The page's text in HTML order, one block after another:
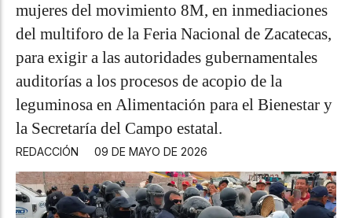
mujeres del movimiento 8M, en inmediaciones
del multiforo de la Feria Nacional de Zacatecas,
para exigir a las autoridades gubernamentales
auditorías a los procesos de acopio de la
leguminosa en Alimentación para el Bienestar y
la Secretaría del Campo estatal.
09 DE MAYO DE 2026
REDACCIÓN